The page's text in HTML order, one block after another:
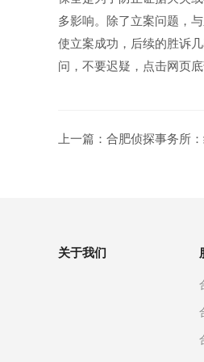
多影响。除了立案问题，
使立案成功，后续的胜诉
问，不要迟疑，点击网页
上一篇： 合肥侦探事务所
关于我们